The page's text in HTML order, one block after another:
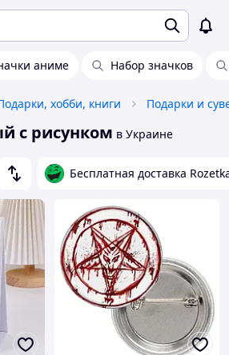
аниме Набор значков
хобби, книги Подарки и
с рисунком в Украине
Бесплатная доставка